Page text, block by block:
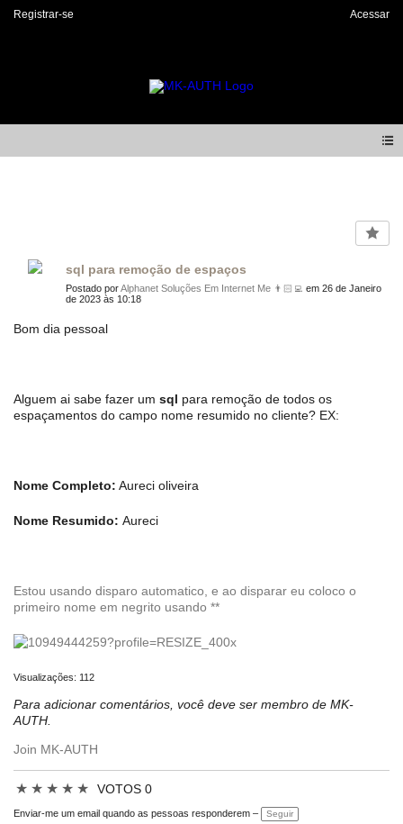
Registrar-se Acessar
sql para remoção de espaços
Postado porAlphanet Soluções Em Internet Me 👨🏻‍💻 em 26 de Janeiro
de 2023 às 10:18
Bom dia pessoal
Alguem ai sabe fazer um sql para remoção de todos os
espaçamentos do campo nome resumido no cliente? EX:
Nome Completo: Aureci oliveira
Nome Resumido: Aureci
Estou usando disparo automatico, e ao disparar eu coloco o
primeiro nome em negrito usando **
Visualizações: 112
Para adicionar comentários, você deve ser membro de MK-
AUTH.
Join MK-AUTH
★ ★ ★ ★ ★ VOTOS 0
Enviar-me um email quando as pessoas responderem – Seguir